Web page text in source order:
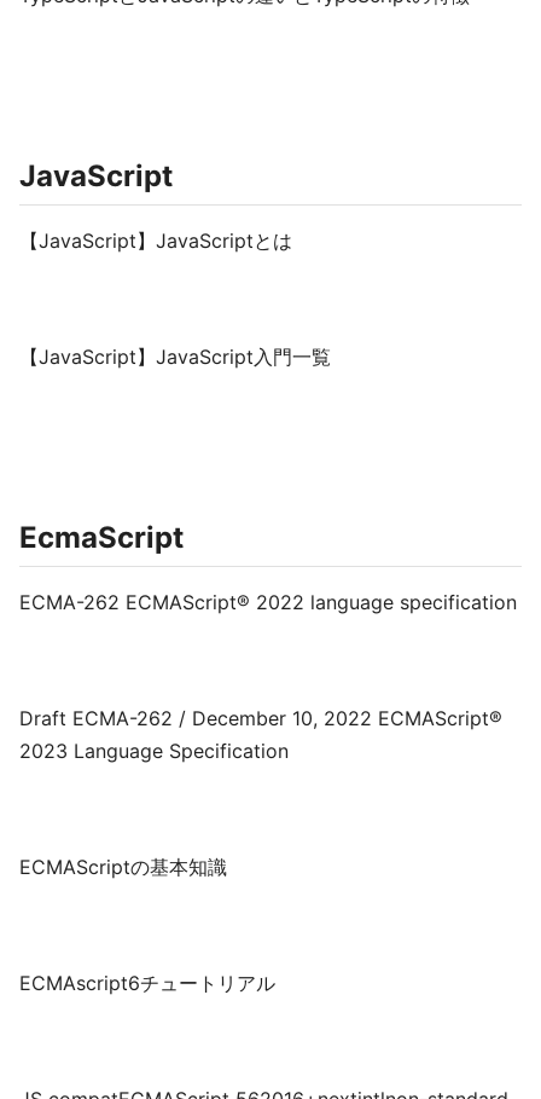
JavaScript
【JavaScript】JavaScriptとは
【JavaScript】JavaScript入門一覧
EcmaScript
ECMA-262 ECMAScript® 2022 language specification
Draft ECMA-262 / December 10, 2022 ECMAScript®
2023 Language Specification
ECMAScriptの基本知識
ECMAscript6チュートリアル